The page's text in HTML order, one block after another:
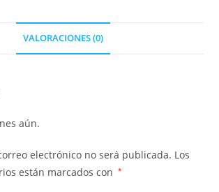
VALORACIONES (0)
aún.
electrónico no será publicada. Los
están marcados con
*